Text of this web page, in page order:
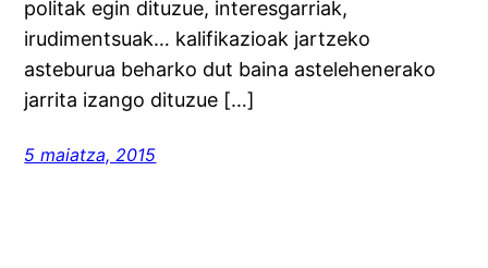
politak egin dituzue, interesgarriak,
irudimentsuak… kalifikazioak jartzeko
asteburua beharko dut baina astelehenerako
jarrita izango dituzue […]
5 maiatza, 2015